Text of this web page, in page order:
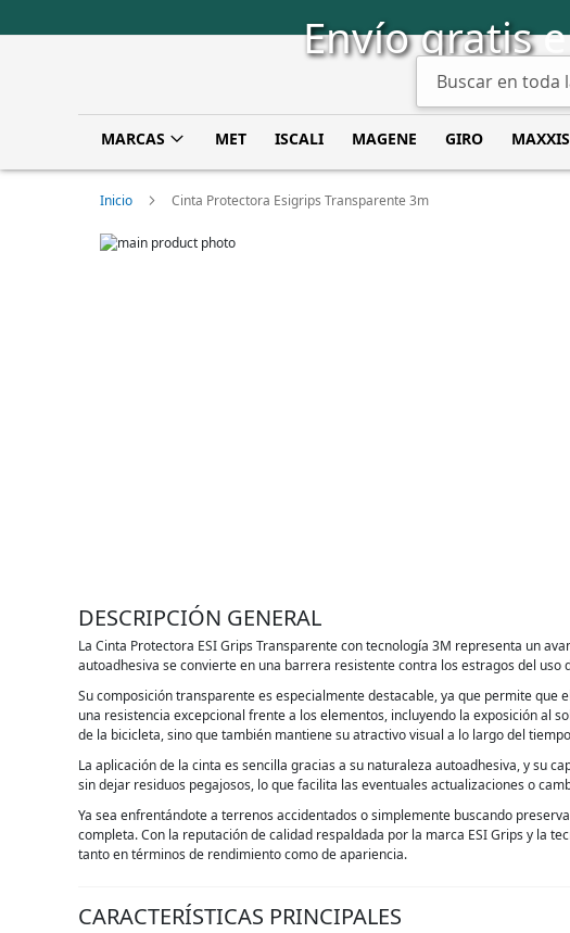
a
Envío gratis
MARCAS MET ISCALI MAGENE GIRO MAXXIS
Inicio Cinta Protectora Esigrips Transparente 3m
Skip
DESCRIPCIÓN GENERAL
La Cinta Protectora ESI Grips Transparente con tecnología 3M representa un
autoadhesiva se convierte en una barrera resistente contra los estragos del
Su composición transparente es especialmente destacable, ya que permite
una resistencia excepcional frente a los elementos, incluyendo la exposición al
de la bicicleta, sino que también mantiene su atractivo visual a lo largo del
La aplicación de la cinta es sencilla gracias a su naturaleza autoadhesiva, y su
sin dejar residuos pegajosos, lo que facilita las eventuales actualizaciones o
Ya sea enfrentándote a terrenos accidentados o simplemente buscando
completa. Con la reputación de calidad respaldada por la marca ESI Grips y la
tanto en términos de rendimiento como de apariencia.
CARACTERÍSTICAS PRINCIPALES